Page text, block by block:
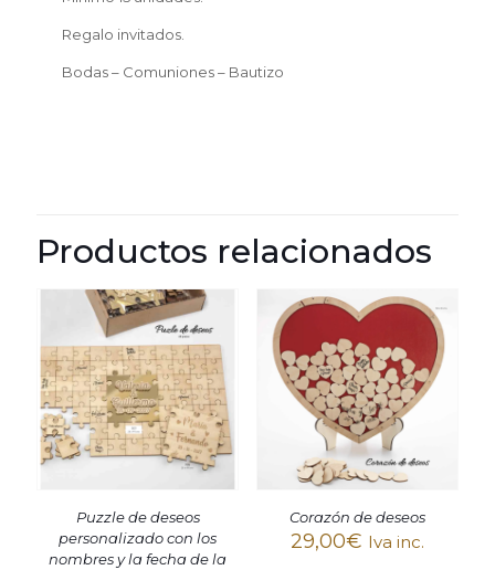
Regalo invitados.
Bodas – Comuniones – Bautizo
Productos relacionados
Puzzle de deseos
personalizado con los
nombres y la fecha de la
Corazón de deseos
29,00€ Iva inc.